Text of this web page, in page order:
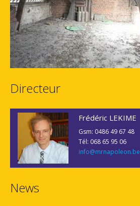
Directeur
Frédéric LEKIME
Gsm: 0486 49 67 48
Tél: 068 65 95 06
info@mrnapoleon.be
News